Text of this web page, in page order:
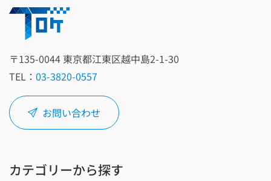
〒135‑0044 東京都江東区越中島2‑1‑30
TEL： 03-3820-0557
お問い合わせ
カテゴリーから探す